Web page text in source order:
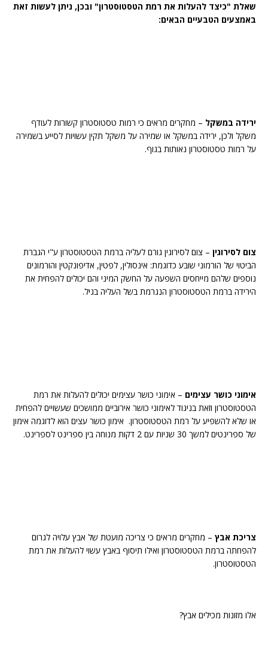
שאלת "כיצד להעלות את רמת הטסטוסטרון" ובכן, ניתן לעשות זאת
באמצעים הטבעיים הבאים:
ירידה במשקל – מחקרים מראים כי רמות טסטוסטרון קשורות לעודף
משקל ולכן, ירידה במשקל או שמירה על משקל תקין עשויות לסייע בשמירה
על רמות טסטוסטרון נאותות בגוף.
צום לסירוגין – צום לסירוגין גורם לעליה ברמת הטסטוסטרון ע"י הגברת
הביטוי של הורמוני שובע כדוגמת: אינסולין, לפטין, אדיפונקטין והורמונים
נוספים שלהם מייחסים השפעה על החשק המיני והם יכולים להפחית את
הירידה ברמת הטסטוסטרון הנגרמת בשל העליה בגיל.
אימוני כושר עצימים – אימוני כושר עצימים יכולים להעלות את רמת
הטסטוסטרון וזאת בניגוד לאימוני כושר אירוביים ממושכים שעשויים להפחית
או שלא להשפיע על רמת הטסטוסטרון. אימון כושר עצים הוא לדוגמה אימון
של ספרינטים למשך 30 שניות עם 2 דקות מנוחה בין ספרינט לספרינט.
צריכת אבץ – מחקרים מראים כי צריכה מועטת של אבץ עלויה לגרום
להפחתה ברמת הטסטוסטרון ואילו תיסוף באבץ עשוי להעלות את רמת
הטסטוסטרון.
אלו מזונות מכילים אבץ?